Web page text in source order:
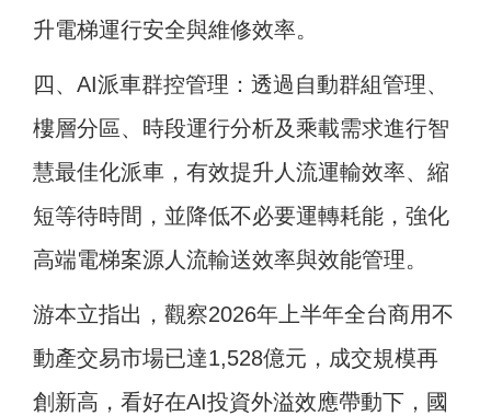
升電梯運行安全與維修效率。
四、AI派車群控管理：透過自動群組管理、
樓層分區、時段運行分析及乘載需求進行智
慧最佳化派車，有效提升人流運輸效率、縮
短等待時間，並降低不必要運轉耗能，強化
高端電梯案源人流輸送效率與效能管理。
游本立指出，觀察2026年上半年全台商用不
動產交易市場已達1,528億元，成交規模再
創新高，看好在AI投資外溢效應帶動下，國